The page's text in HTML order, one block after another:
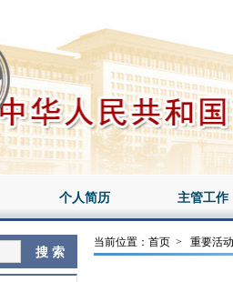
个人简历 主管工作
当前位置： 首页 > 重要活动